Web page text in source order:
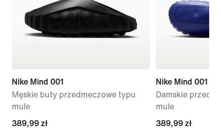
Nike Mind 001
Męskie buty przedmeczowe typu
mule
389,99 zł
389,99 zł
Nike Mind 001
Damskie
mule
389,99 zł
389,99 zł